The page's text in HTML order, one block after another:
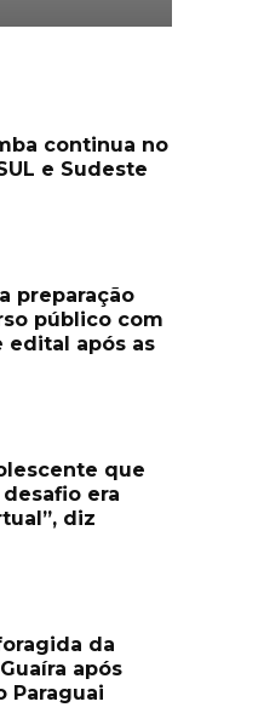
continua no
e Sudeste
preparação
público com
edital após as
que
era
diz
da
após
Paraguai